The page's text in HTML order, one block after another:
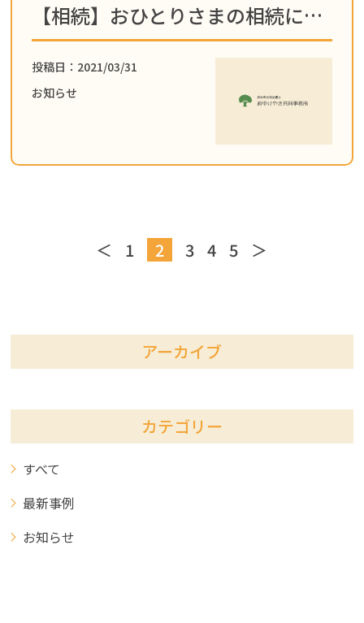
【相続】おひとりさまの相続についてブログを更新しました！
投稿日：2021/03/31
お知らせ
＜ 1 2 3 4 5 ＞
アーカイブ
カテゴリー
すべて
最新事例
お知らせ